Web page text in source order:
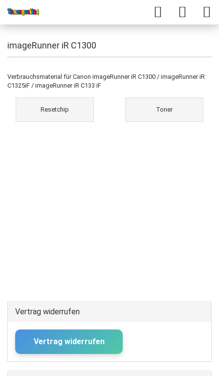
imageRunner iR C1300
Verbrauchsmaterial für Canon imageRunner iR C1300 / imageRunner iR
C1325iF / imageRunner iR C133 iF
Resetchip Toner
Vertrag widerrufen
Vertrag widerrufen